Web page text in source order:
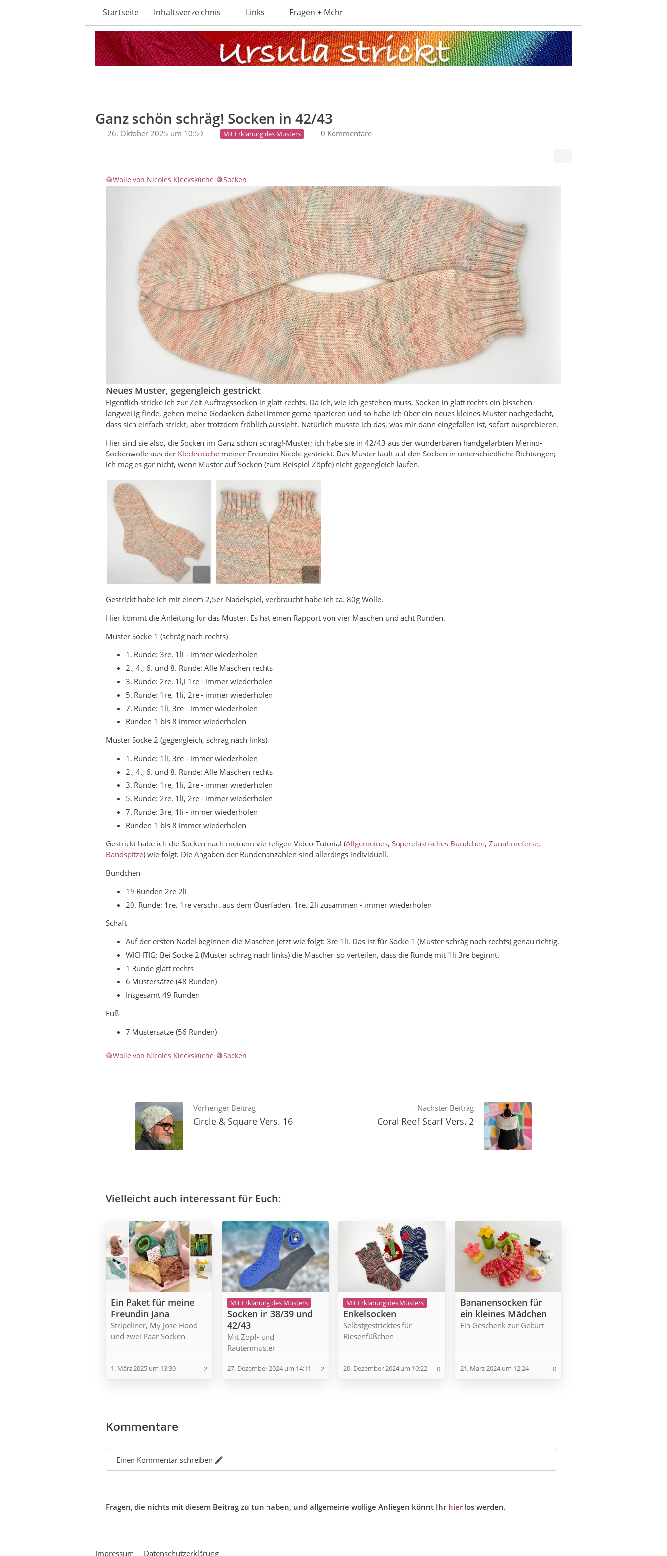
Startseite Inhaltsverzeichnis Links Fragen + Mehr
Ganz schön schräg! Socken in 42/43
26. Oktober 2025 um 10:59 Mit Erklärung des Musters 0 Kommentare
Wolle von Nicoles Klecksküche Socken
Neues Muster, gegengleich gestrickt
Eigentlich stricke ich zur Zeit Auftragssocken in glatt rechts. Da ich, wie ich gestehen muss, Socken in glatt rechts ein bisschen
langweilig finde, gehen meine Gedanken dabei immer gerne spazieren und so habe ich über ein neues kleines Muster nachgedacht,
dass sich einfach strickt, aber trotzdem fröhlich aussieht. Natürlich musste ich das, was mir dann eingefallen ist, sofort ausprobieren.
Hier sind sie also, die Socken im Ganz schön schräg!-Muster; ich habe sie in 42/43 aus der wunderbaren handgefärbten Merino-
Sockenwolle aus der Klecksküche meiner Freundin Nicole gestrickt. Das Muster läuft auf den Socken in unterschiedliche Richtungen;
ich mag es gar nicht, wenn Muster auf Socken (zum Beispiel Zöpfe) nicht gegengleich laufen.
Gestrickt habe ich mit einem 2,5er-Nadelspiel, verbraucht habe ich ca. 80g Wolle.
Hier kommt die Anleitung für das Muster. Es hat einen Rapport von vier Maschen und acht Runden.
Muster Socke 1 (schräg nach rechts)
1. Runde: 3re, 1li - immer wiederholen
2., 4., 6. und 8. Runde: Alle Maschen rechts
3. Runde: 2re, 1l,i 1re - immer wiederholen
5. Runde: 1re, 1li, 2re - immer wiederholen
7. Runde: 1li, 3re - immer wiederholen
Runden 1 bis 8 immer wiederholen
Muster Socke 2 (gegengleich, schräg nach links)
1. Runde: 1li, 3re - immer wiederholen
2., 4., 6. und 8. Runde: Alle Maschen rechts
3. Runde: 1re, 1li, 2re - immer wiederholen
5. Runde: 2re, 1li, 2re - immer wiederholen
7. Runde: 3re, 1li - immer wiederholen
Runden 1 bis 8 immer wiederholen
Gestrickt habe ich die Socken nach meinem vierteligen Video-Tutorial (Allgemeines, Superelastisches Bündchen, Zunahmeferse,
Bandspitze) wie folgt. Die Angaben der Rundenanzahlen sind allerdings individuell.
Bündchen
19 Runden 2re 2li
20. Runde: 1re, 1re verschr. aus dem Querfaden, 1re, 2li zusammen - immer wiederholen
Schaft
Auf der ersten Nadel beginnen die Maschen jetzt wie folgt: 3re 1li. Das ist für Socke 1 (Muster schräg nach rechts) genau richtig.
WICHTIG: Bei Socke 2 (Muster schräg nach links) die Maschen so verteilen, dass die Runde mit 1li 3re beginnt.
1 Runde glatt rechts
6 Mustersätze (48 Runden)
Insgesamt 49 Runden
Fuß
7 Mustersätze (56 Runden)
Wolle von Nicoles Klecksküche Socken
Vorheriger Beitrag
Circle & Square Vers. 16
Nächster Beitrag
Coral Reef Scarf Vers. 2
Vielleicht auch interessant für Euch:
Ein Paket für meine
Freundin Jana
Stripeliner, My Jose Hood
und zwei Paar Socken
1. März 2025 um 13:30 2
Mit Erklärung des Musters
Socken in 38/39 und
42/43
Mit Zopf- und
Rautenmuster
27. Dezember 2024 um 14:11 2
Mit Erklärung des Musters
Enkelsocken
Selbstgestricktes für
Riesenfüßchen
20. Dezember 2024 um 10:22 0
Bananensocken für
ein kleines Mädchen
Ein Geschenk zur Geburt
21. März 2024 um 12:24 0
Kommentare
Einen Kommentar schreiben 🖋️
Fragen, die nichts mit diesem Beitrag zu tun haben, und allgemeine wollige Anliegen könnt Ihr hierlos werden.
Impressum Datenschutzerklärung